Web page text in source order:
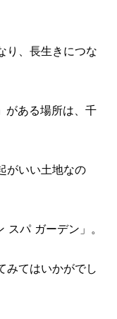
り、長生きにつな
がある場所は、千
がいい土地なの
パ ガーデン」。
みてはいかがでし